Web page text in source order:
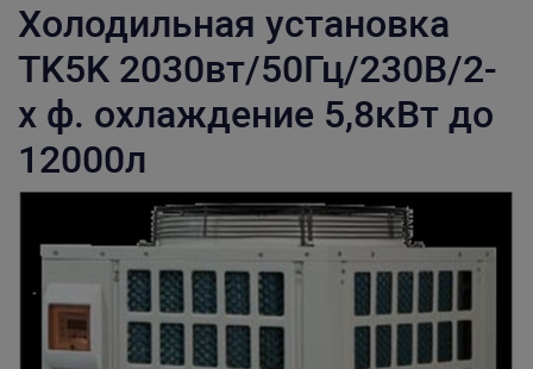
Холодильная установка
TK5K 2030вт/50Гц/230В/2-
х ф. охлаждение 5,8кВт до
12000л